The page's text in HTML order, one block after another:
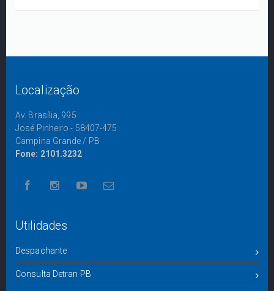
Localização
Av. Brasília, 995
José Pinheiro - 58407-475
Campina Grande / PB
Fone: 2101.3232
Utilidades
Despachante
Consulta Detran PB